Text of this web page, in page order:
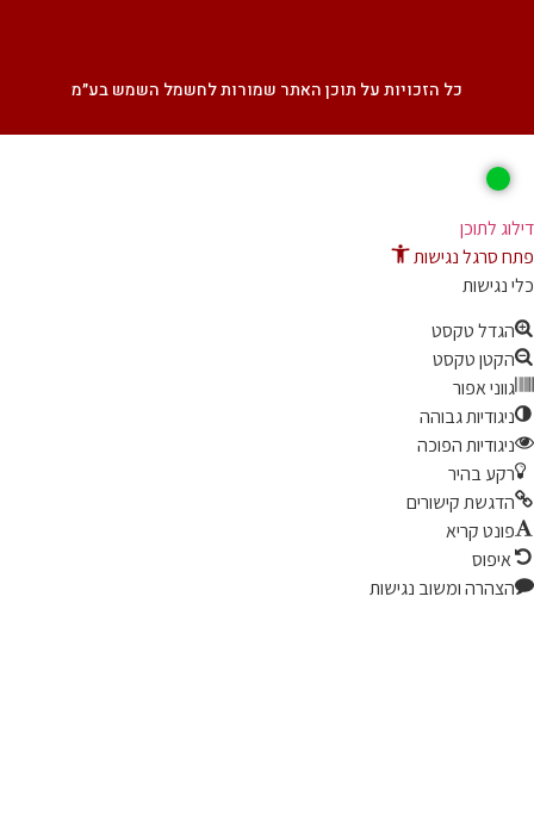
כל הזכויות על תוכן האתר שמורות לחשמל השמש בע״מ
לתוכן
סרגל נגישות
טקסט
טקסט
אפור
גבוהה
הפוכה
בהיר
קישורים
קריא
איפוס
ומשוב נגישות